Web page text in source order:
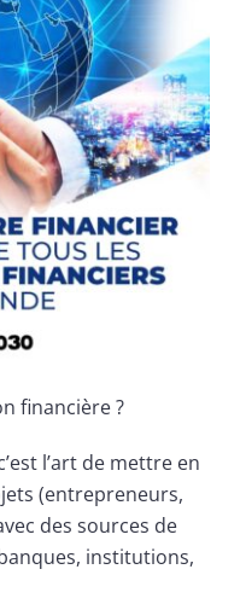
financière ?
l’art de mettre en
(entrepreneurs,
des sources de
institutions,